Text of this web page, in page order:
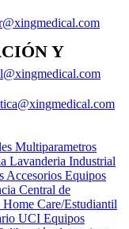
Y
Multiparametros
Lavanderia Industrial
Accesorios Equipos
Central de
Home Care/Estudiantil
UCI Equipos